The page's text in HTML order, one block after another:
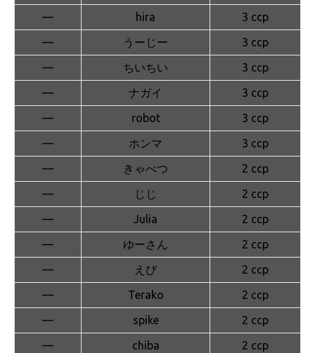
—
hira
3 ccp
—
うーじー
3 ccp
—
ちいちい
3 ccp
—
ナガイ
3 ccp
—
robot
3 ccp
—
ホンマ
3 ccp
—
きゃべつ
2 ccp
—
じじ
2 ccp
—
Julia
2 ccp
—
ゆーさん
2 ccp
—
えび
2 ccp
—
Terako
2 ccp
—
spike
2 ccp
—
chiba
2 ccp